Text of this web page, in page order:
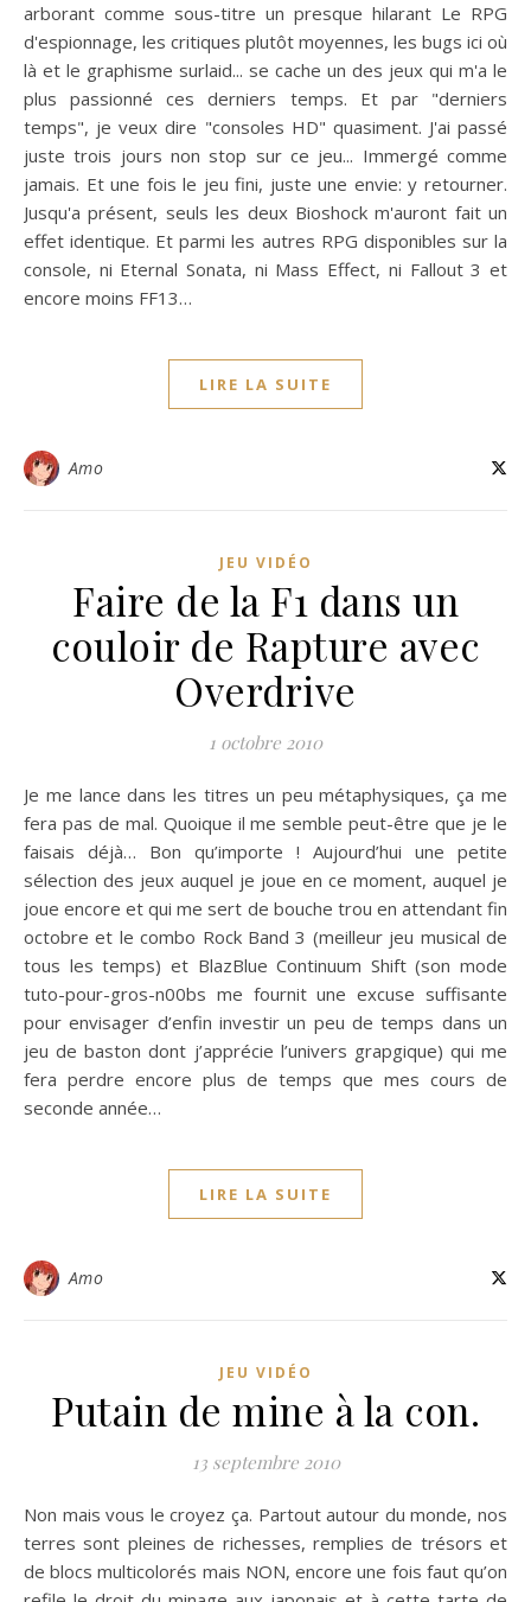
arborant comme sous-titre un presque hilarant Le RPG
d'espionnage, les critiques plutôt moyennes, les bugs ici où
là et le graphisme surlaid... se cache un des jeux qui m'a le
plus passionné ces derniers temps. Et par "derniers
temps", je veux dire "consoles HD" quasiment. J'ai passé
juste trois jours non stop sur ce jeu... Immergé comme
jamais. Et une fois le jeu fini, juste une envie: y retourner.
Jusqu'a présent, seuls les deux Bioshock m'auront fait un
effet identique. Et parmi les autres RPG disponibles sur la
console, ni Eternal Sonata, ni Mass Effect, ni Fallout 3 et
encore moins FF13…
LIRE LA SUITE
Amo
JEU VIDÉO
Faire de la F1 dans un
couloir de Rapture avec
Overdrive
1 octobre 2010
Je me lance dans les titres un peu métaphysiques, ça me
fera pas de mal. Quoique il me semble peut-être que je le
faisais déjà… Bon qu’importe ! Aujourd’hui une petite
sélection des jeux auquel je joue en ce moment, auquel je
joue encore et qui me sert de bouche trou en attendant fin
octobre et le combo Rock Band 3 (meilleur jeu musical de
tous les temps) et BlazBlue Continuum Shift (son mode
tuto-pour-gros-n00bs me fournit une excuse suffisante
pour envisager d’enfin investir un peu de temps dans un
jeu de baston dont j’apprécie l’univers grapgique) qui me
fera perdre encore plus de temps que mes cours de
seconde année…
LIRE LA SUITE
Amo
JEU VIDÉO
Putain de mine à la con.
13 septembre 2010
Non mais vous le croyez ça. Partout autour du monde, nos
terres sont pleines de richesses, remplies de trésors et
de blocs multicolorés mais NON, encore une fois faut qu’on